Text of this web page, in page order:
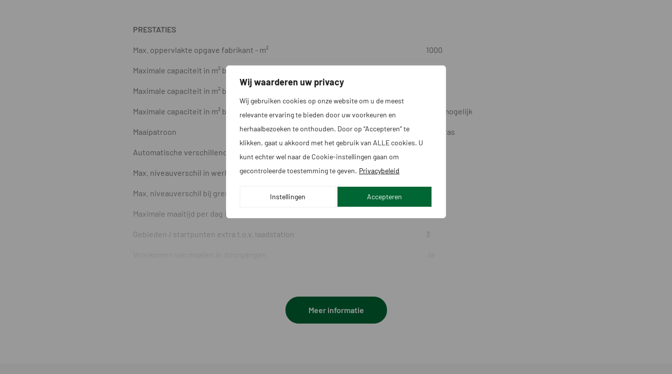
Wij waarderen uw privacy
Wij gebruiken cookies op onze website om u de meest
relevante ervaring te bieden door uw voorkeuren en
herhaalbezoeken te onthouden. Door op “Accepteren” te
klikken, gaat u akkoord met het gebruik van ALLE cookies. U
kunt echter wel naar de Cookie-instellingen gaan om
gecontroleerde toestemming te geven. Privacybeleid
Instellingen Accepteren
PRESTATIES
Max. oppervlakte opgave fabrikant - m² 1000
Maximale capaciteit in m² bij A+ kwaliteit - 7x per week gemaaid
Maximale capaciteit in m² bij A kwaliteit - 5x per week gemaaid
Maximale capaciteit in m² bij B kwaliteit - 3x per week gemaaid Niet mogelijk
Maaipatroon Kriskras
Automatische verschillende maaipatronen mogelijk
Max. niveauverschil in werkgebied - %
Max. niveauverschil bij grensdraad - %
Maximale maaitijd per dag in uren
Gebieden / startpunten extra t.o.v. laadstation 3
Meer informatie